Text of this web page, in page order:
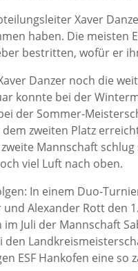
Xaver
haben. Die meisten
bestritten, wofür er
Danzer noch die
konnte bei der
der Sommer-
zweiten Platz
Mannschaft
viel Luft nach oben.
In einem Duo-
Alexander Rott den
im Juli der Mannschaft
den
ESF Hankofen eine